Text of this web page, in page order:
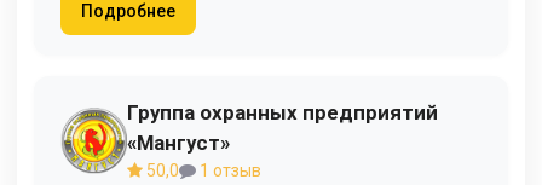
Подробнее
Группа охранных предприятий
«Мангуст»
50,0
1 отзыв